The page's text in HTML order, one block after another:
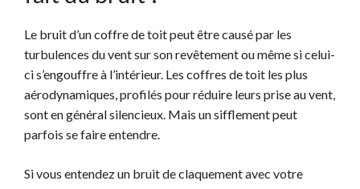
Le bruit d’un coffre de toit peut être causé par les
turbulences du vent sur son revêtement ou même si celui-
ci s’engouffre à l’intérieur. Les coffres de toit les plus
aérodynamiques, profilés pour réduire leurs prise au vent,
sont en général silencieux. Mais un sifflement peut
parfois se faire entendre.
Si vous entendez un bruit de claquement avec votre